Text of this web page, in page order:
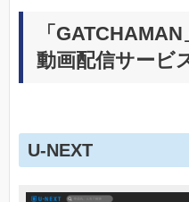
「
動画配信サービ
U-NEXT